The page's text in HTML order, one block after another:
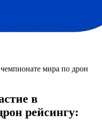
мира по дрон
в
рейсингу: